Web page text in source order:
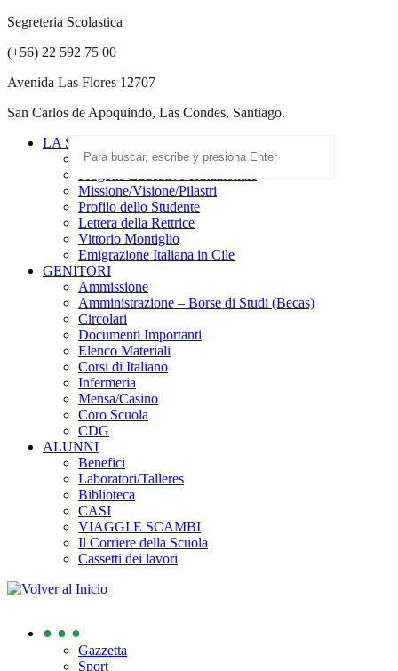
Segreteria Scolastica
(+56) 22 592 75 00
Avenida Las Flores 12707
San Carlos de Apoquindo, Las Condes, Santiago.
LA SCUOLA
Scuola Paritaria
Missione/Visione/Pilastri
Profilo dello Studente
Lettera della Rettrice
Vittorio Montiglio
Emigrazione Italiana in Cile
GENITORI
Ammissione
Amministrazione – Borse di Studi (Becas)
Circolari
Documenti Importanti
Elenco Materiali
Corsi di Italiano
Infermeria
Mensa/Casino
Coro Scuola
CDG
ALUNNI
Benefici
Laboratori/Talleres
Biblioteca
CASI
VIAGGI E SCAMBI
Il Corriere della Scuola
Cassetti dei lavori
● ● ●
Gazzetta
Sport